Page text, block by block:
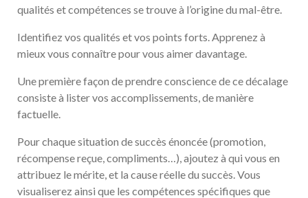
qualités et compétences se trouve à l’origine du mal-être.
Identifiez vos qualités et vos points forts. Apprenez à
mieux vous connaître pour vous aimer davantage.
Une première façon de prendre conscience de ce décalage
consiste à lister vos accomplissements, de manière
factuelle.
Pour chaque situation de succès énoncée (promotion,
récompense reçue, compliments…), ajoutez à qui vous en
attribuez le mérite, et la cause réelle du succès. Vous
visualiserez ainsi que les compétences spécifiques que